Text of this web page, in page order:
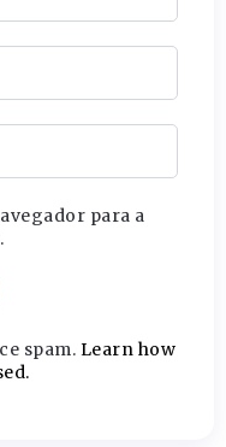
para a
spam. Learn how